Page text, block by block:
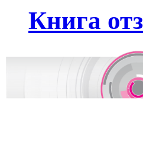
Книга